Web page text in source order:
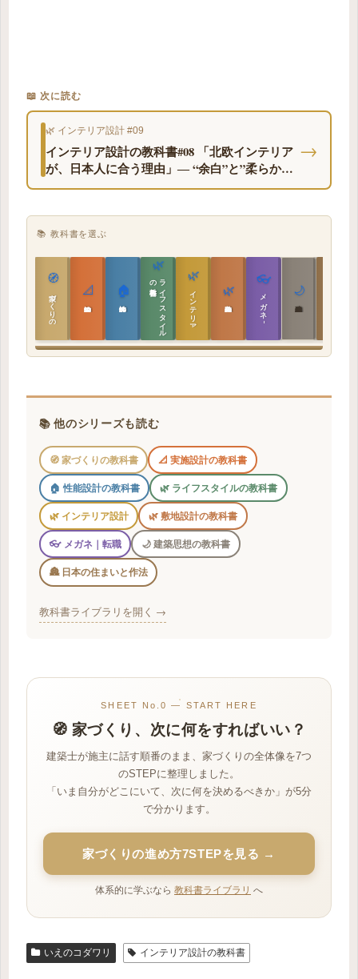
📖 次に読む
🌿 インテリア設計 #09
インテリア設計の教科書#08 「北欧インテリア
が、日本人に合う理由」― “余白”と”柔らかい
光”のデザイン
→
📚 教科書を選ぶ
🧭
家づくりの教科書 📐
実施設計の教科書
🏠
性能設計の教科書
🌿
ラ
イ
フ
ス
タ
イ
ル
の
教科書 🌿
インテリア設計 🌿
敷地設計の教科書
👓
メガネ｜転職 🌙
建築思想の教科書
📚 他のシリーズも読む
🧭 家づくりの教科書 📐 実施設計の教科書
🏠 性能設計の教科書 🌿 ライフスタイルの教科書
🌿 インテリア設計 🌿 敷地設計の教科書
👓 メガネ｜転職 🌙 建築思想の教科書
🏯 日本の住まいと作法
教科書ライブラリを開く →
SHEET No.0 — START HERE
🧭 家づくり、次に何をすればいい？
建築士が施主に話す順番のまま、家づくりの全体像を7つ
のSTEPに整理しました。
「いま自分がどこにいて、次に何を決めるべきか」が5分
で分かります。
家づくりの進め方7STEPを見る →
体系的に学ぶなら 教科書ライブラリ へ
いえのコダワリ インテリア設計の教科書